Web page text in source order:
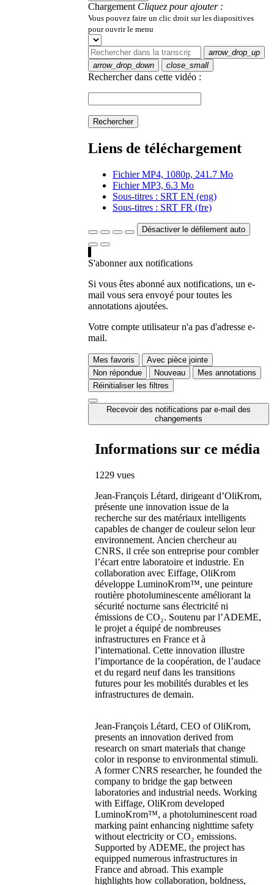
Chargement Cliquez pour ajouter :
Vous pouvez faire un clic droit sur les diapositives
pour ouvrir le menu
arrow_drop_up
arrow_drop_down
close_small
Rechercher dans cette vidéo :
Rechercher
Liens de téléchargement
Fichier MP4, 1080p, 241.7 Mo
Fichier MP3, 6.3 Mo
Sous-titres : SRT EN (eng)
Sous-titres : SRT FR (fre)
Désactiver le défilement auto
S'abonner aux notifications
Si vous êtes abonné aux notifications, un e-
mail vous sera envoyé pour toutes les
annotations ajoutées.
Votre compte utilisateur n'a pas d'adresse e-
mail.
Mes favoris
Avec pièce jointe
Non répondue
Nouveau
Mes annotations
Réinitialiser les filtres
Recevoir des notifications par e-mail des
changements
Informations sur ce média
1229 vues
Jean-François Létard, dirigeant d’OliKrom,
présente une innovation issue de la
recherche sur des matériaux intelligents
capables de changer de couleur selon leur
environnement. Ancien chercheur au
CNRS, il crée son entreprise pour combler
l’écart entre laboratoire et industrie. En
collaboration avec Eiffage, OliKrom
développe LuminoKrom™, une peinture
routière photoluminescente améliorant la
sécurité nocturne sans électricité ni
émissions de CO₂. Soutenu par l’ADEME,
le projet a équipé de nombreuses
infrastructures en France et à
l’international. Cette innovation illustre
l’importance de la coopération, de l’audace
et du regard neuf dans les transitions
futures pour les mobilités durables et les
infrastructures de demain.
Jean-François Létard, CEO of OliKrom,
presents an innovation derived from
research on smart materials that change
color in response to environmental stimuli.
A former CNRS researcher, he founded the
company to bridge the gap between
laboratories and industrial needs. Working
with Eiffage, OliKrom developed
LuminoKrom™, a photoluminescent road
marking paint enhancing nighttime safety
without electricity or CO₂ emissions.
Supported by ADEME, the project has
equipped numerous infrastructures in
France and abroad. This example
highlights how collaboration, boldness,